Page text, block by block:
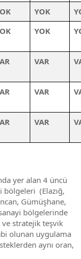
YOK
YOK
VAR
VAR
VAR
yer alan 4 üncü
(Elazığ,
Gümüşhane,
bölgelerinde
stratejik teşvik
olunan uygulama
aynı oran,